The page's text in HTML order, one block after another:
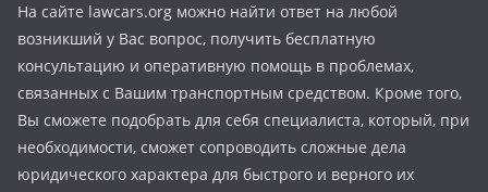
На сайте lawcars.org можно найти ответ на любой
возникший у Вас вопрос, получить бесплатную
консультацию и оперативную помощь в проблемах,
связанных с Вашим транспортным средством. Кроме того,
Вы сможете подобрать для себя специалиста, который, при
необходимости, сможет сопроводить сложные дела
юридического характера для быстрого и верного их